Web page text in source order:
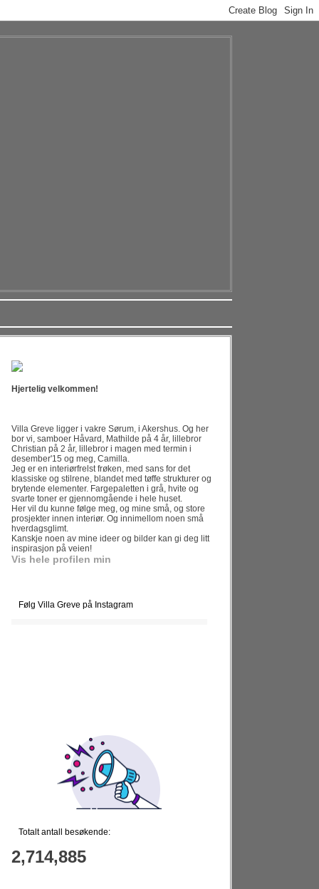
Hjertelig velkommen!
Villa Greve ligger i vakre Sørum, i Akershus. Og her
bor vi, samboer Håvard, Mathilde på 4 år, lillebror
Christian på 2 år, lillebror i magen med termin i
desember'15 og meg, Camilla.
Jeg er en interiørfrelst frøken, med sans for det
klassiske og stilrene, blandet med tøffe strukturer og
brytende elementer. Fargepaletten i grå, hvite og
svarte toner er gjennomgående i hele huset.
Her vil du kunne følge meg, og mine små, og store
prosjekter innen interiør. Og innimellom noen små
hverdagsglimt.
Kanskje noen av mine ideer og bilder kan gi deg litt
inspirasjon på veien!
Vis hele profilen min
Følg Villa Greve på Instagram
Totalt antall besøkende:
2,714,885